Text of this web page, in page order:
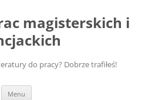
magisterskich i
do pracy? Dobrze trafiłeś!
Menu